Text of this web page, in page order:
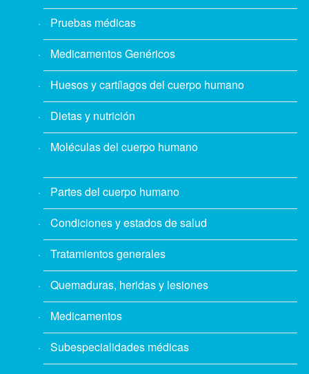
Pruebas médicas
Medicamentos Genéricos
Huesos y cartílagos del cuerpo humano
Dietas y nutrición
Moléculas del cuerpo humano
Partes del cuerpo humano
Condiciones y estados de salud
Tratamientos generales
Quemaduras, heridas y lesiones
Medicamentos
Subespecialidades médicas